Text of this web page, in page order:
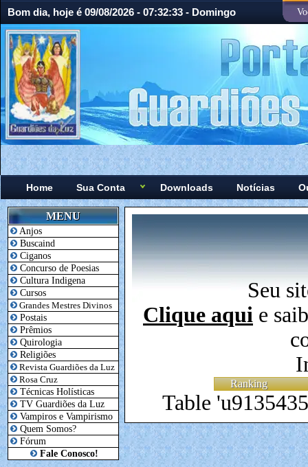
Bom dia, hoje é 09/08/2026 - 07:32:33 - Domingo
Home Sua Conta Downloads Notícias
MENU
Anjos
Buscaind
Ciganos
Concurso de Poesias
Cultura Indigena
Cursos
Grandes Mestres Divinos
Postais
Prêmios
Quirologia
Religiões
Revista Guardiões da Luz
Rosa Cruz
Técnicas Holísticas
TV Guardiões da Luz
Vampiros e Vampirismo
Quem Somos?
Fórum
Fale Conosco!
Seu
Clique aqui e
Ranking
Table